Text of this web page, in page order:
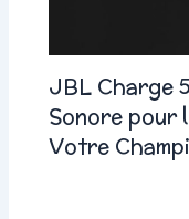
JBL Charge
Sonore pour
Votre